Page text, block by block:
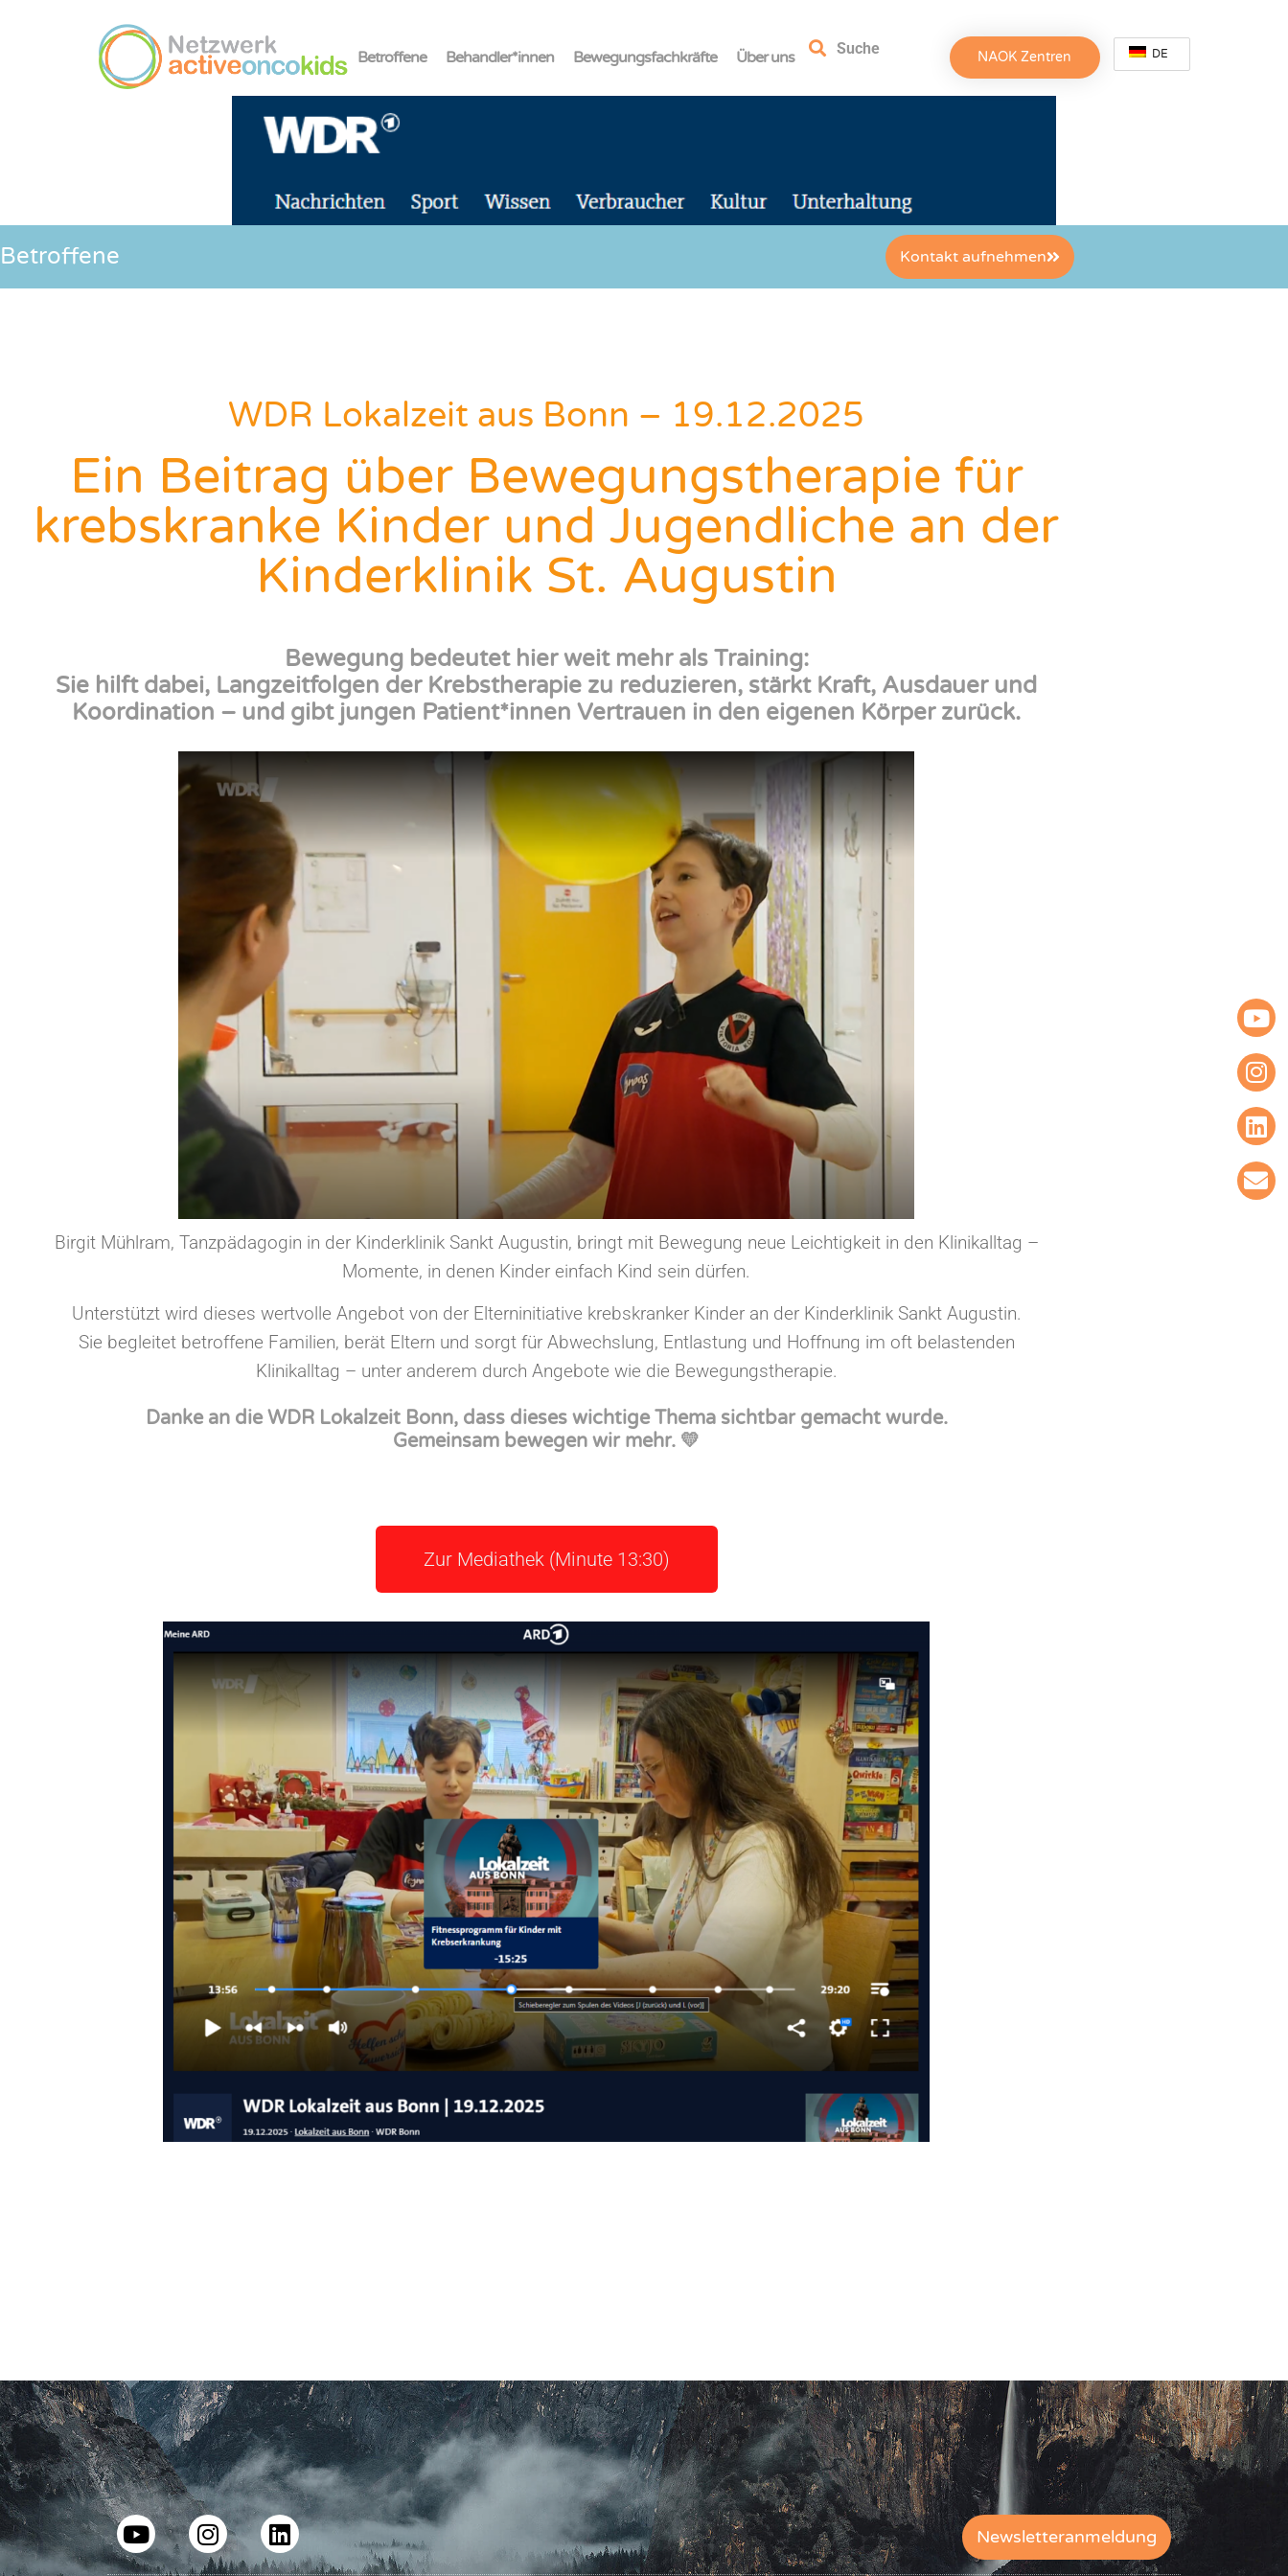
Betroffene Behandler*innen Bewegungsfachkräfte Über uns Suche NAOK Zentren DE
Betroffene Kontakt aufnehmen
WDR Lokalzeit aus Bonn – 19.12.2025
Ein Beitrag über Bewegungstherapie für
krebskranke Kinder und Jugendliche an der
Kinderklinik St. Augustin
Bewegung bedeutet hier weit mehr als Training:
Sie hilft dabei, Langzeitfolgen der Krebstherapie zu reduzieren, stärkt Kraft, Ausdauer und
Koordination – und gibt jungen Patient*innen Vertrauen in den eigenen Körper zurück.
Birgit Mühlram, Tanzpädagogin in der Kinderklinik Sankt Augustin, bringt mit Bewegung neue Leichtigkeit in den Klinikalltag –
Momente, in denen Kinder einfach Kind sein dürfen.
Unterstützt wird dieses wertvolle Angebot von der Elterninitiative krebskranker Kinder an der Kinderklinik Sankt Augustin.
Sie begleitet betroffene Familien, berät Eltern und sorgt für Abwechslung, Entlastung und Hoffnung im oft belastenden
Klinikalltag – unter anderem durch Angebote wie die Bewegungstherapie.
Danke an die WDR Lokalzeit Bonn, dass dieses wichtige Thema sichtbar gemacht wurde.
Gemeinsam bewegen wir mehr. 💛
Zur Mediathek (Minute 13:30)
Newsletteranmeldung